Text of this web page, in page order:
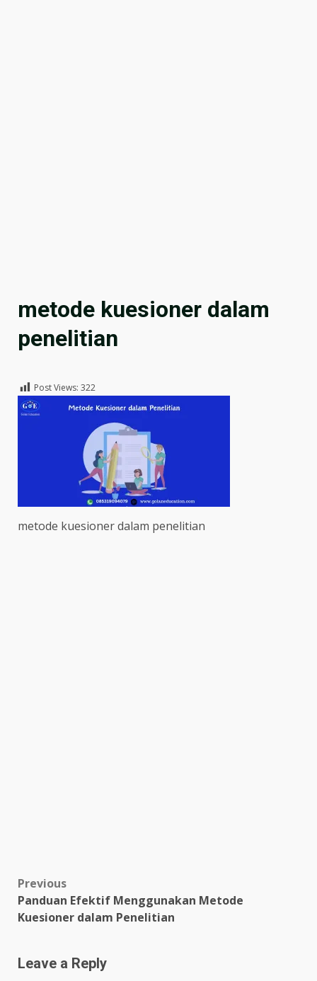
metode kuesioner dalam
penelitian
Post Views: 322
metode kuesioner dalam penelitian
Post
navigation
Previous
Panduan Efektif Menggunakan Metode
Kuesioner dalam Penelitian
Leave a Reply